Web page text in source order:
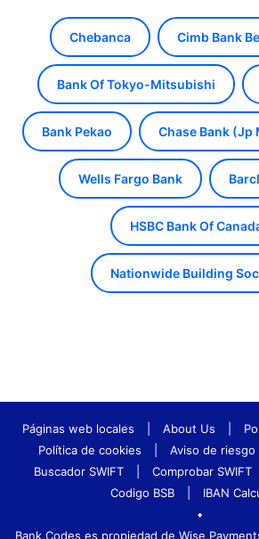
Chebanca Cimb Bank
Bank Of Tokyo-Mitsubishi
Bank Pekao Chase Bank (Jp
Wells Fargo Bank
HSBC Bank Of
Nationwide Building
Páginas web locales About Us
Política de cookies
Aviso de riesgo
Buscador SWIFT
Comprobar SWIFT
Codigo BSB
IBAN
•
Bank.Codes es propiedad de Wise